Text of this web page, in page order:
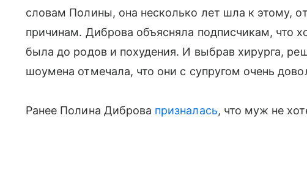
словам Полины, она несколько лет шла к этому,
причинам. Диброва объясняла подписчикам, что
была до родов и похудения. И выбрав хирурга,
шоумена отмечала, что они с супругом очень
Ранее Полина Диброва призналась, что муж не